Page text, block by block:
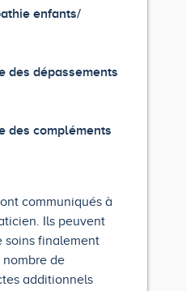
enfants/
des dépassements
des compléments
communiqués à
Ils peuvent
soins finalement
de
additionnels